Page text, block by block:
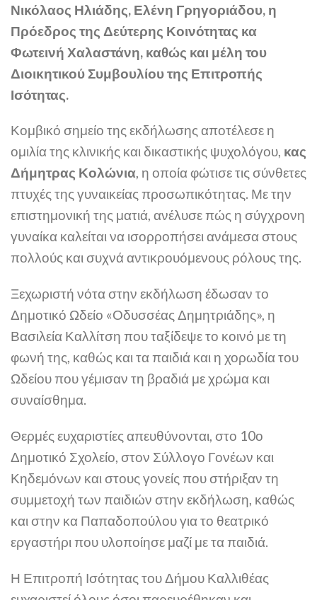
Νικόλαος Ηλιάδης, Ελένη Γρηγοριάδου, η
Πρόεδρος της Δεύτερης Κοινότητας κα
Φωτεινή Χαλαστάνη, καθώς και μέλη του
Διοικητικού Συμβουλίου της Επιτροπής
Ισότητας.
Κομβικό σημείο της εκδήλωσης αποτέλεσε η
ομιλία της κλινικής και δικαστικής ψυχολόγου, κας
Δήμητρας Κολώνια, η οποία φώτισε τις σύνθετες
πτυχές της γυναικείας προσωπικότητας. Με την
επιστημονική της ματιά, ανέλυσε πώς η σύγχρονη
γυναίκα καλείται να ισορροπήσει ανάμεσα στους
πολλούς και συχνά αντικρουόμενους ρόλους της.
Ξεχωριστή νότα στην εκδήλωση έδωσαν το
Δημοτικό Ωδείο «Οδυσσέας Δημητριάδης», η
Βασιλεία Καλλίτση που ταξίδεψε το κοινό με τη
φωνή της, καθώς και τα παιδιά και η χορωδία του
Ωδείου που γέμισαν τη βραδιά με χρώμα και
συναίσθημα.
Θερμές ευχαριστίες απευθύνονται, στο 10ο
Δημοτικό Σχολείο, στον Σύλλογο Γονέων και
Κηδεμόνων και στους γονείς που στήριξαν τη
συμμετοχή των παιδιών στην εκδήλωση, καθώς
και στην κα Παπαδοπούλου για το θεατρικό
εργαστήρι που υλοποίησε μαζί με τα παιδιά.
Η Επιτροπή Ισότητας του Δήμου Καλλιθέας